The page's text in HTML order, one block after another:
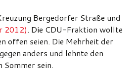
Bergedorfer Straße und
2012). Die CDU-Fraktion wollte
offen seien. Die Mehrheit der
anders und lehnte den
sein.